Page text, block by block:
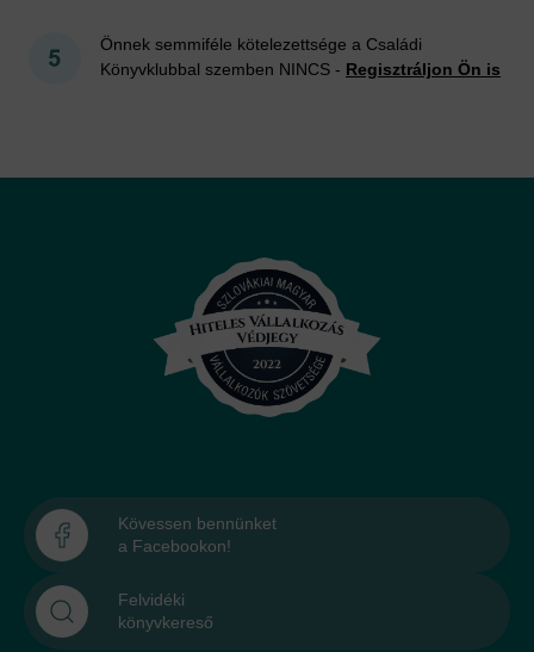
Önnek semmiféle kötelezettsége a Családi
Könyvklubbal szemben NINCS - Regisztráljon Ön is
Kövessen bennünket
a Facebookon!
Felvidéki
könyvkereső